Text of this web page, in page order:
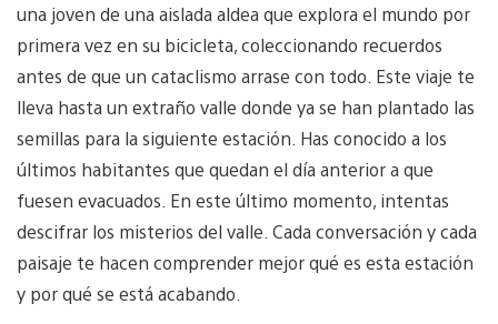
una joven de una aislada aldea que explora el mundo por
primera vez en su bicicleta, coleccionando recuerdos
antes de que un cataclismo arrase con todo. Este viaje te
lleva hasta un extraño valle donde ya se han plantado las
semillas para la siguiente estación. Has conocido a los
últimos habitantes que quedan el día anterior a que
fuesen evacuados. En este último momento, intentas
descifrar los misterios del valle. Cada conversación y cada
paisaje te hacen comprender mejor qué es esta estación
y por qué se está acabando.